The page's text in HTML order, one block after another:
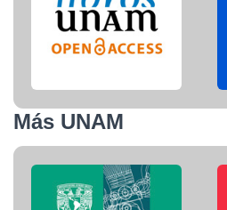
Más UNAM